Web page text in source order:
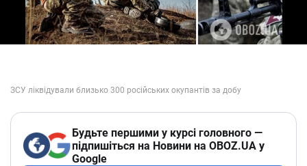
Будьте першими у курсі головного —
підпишіться на Новини на OBOZ.UA у
Google